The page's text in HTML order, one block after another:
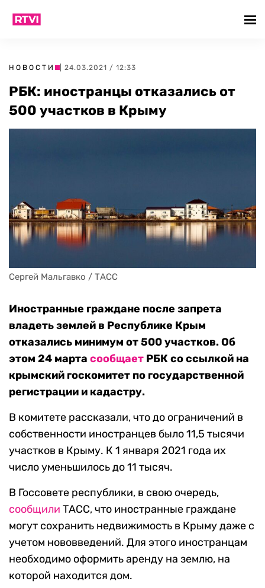
НОВОСТИ | 24.03.2021 / 12:33
РБК: иностранцы отказались от
500 участков в Крыму
Сергей Мальгавко / ТАСС
Иностранные граждане после запрета
владеть землей в Республике Крым
отказались минимум от 500 участков. Об
этом 24 марта сообщает РБК со ссылкой на
крымский госкомитет по государственной
регистрации и кадастру.
В комитете рассказали, что до ограничений в
собственности иностранцев было 11,5 тысячи
участков в Крыму. К 1 января 2021 года их
число уменьшилось до 11 тысяч.
В Госсовете республики, в свою очередь,
сообщили ТАСС, что иностранные граждане
могут сохранить недвижимость в Крыму даже с
учетом нововведений. Для этого иностранцам
необходимо оформить аренду на землю, на
которой находится дом.